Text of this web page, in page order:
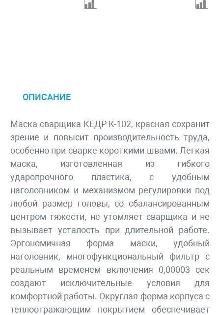
ОПИСАНИЕ
Маска сварщика КЕДР К-102, красная сохранит
зрение и повысит производительность труда,
особенно при сварке короткими швами. Легкая
маска, изготовленная из гибкого
ударопрочного пластика, с удобным
наголовником и механизмом регулировки под
любой размер головы, со сбалансированным
центром тяжести, не утомляет сварщика и не
вызывает усталость при длительной работе.
Эргономичная форма маски, удобный
наголовник, многофункциональный фильтр с
реальным временем включения 0,00003 сек
создают исключительные условия для
комфортной работы. Округлая форма корпуса с
теплоотражающим покрытием обеспечивает